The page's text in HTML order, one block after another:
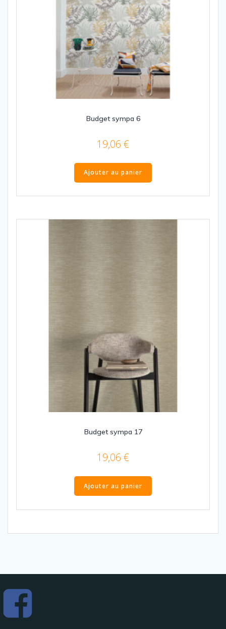
Budget sympa 6
19,06 €
Ajouter au panier
Budget sympa 17
19,06 €
Ajouter au panier